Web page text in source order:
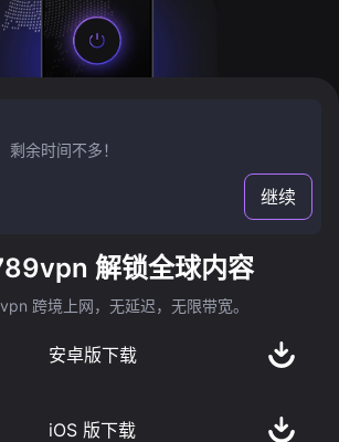
余时间不多！
继续
解锁全球内容
跨境上网，无延迟，无限带宽。
安卓版下载
iOS 版下载